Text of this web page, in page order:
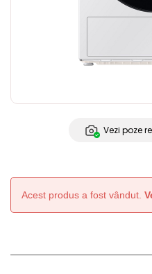
Vezi poze
Acest produs a fost vândut.